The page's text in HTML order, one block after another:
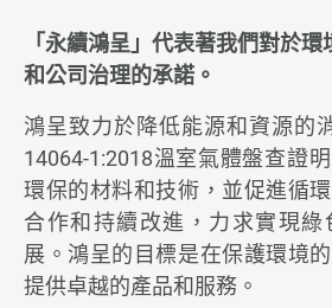
「永續鴻呈」代表著我們對於
和公司治理的承諾。
鴻呈致力於降低能源和資源的
14064-1:2018溫室氣體盤查證
環保的材料和技術，並促進循
合作和持續改進，力求實現綠
展。鴻呈的目標是在保護環境
提供卓越的產品和服務。
繁體中文 English
關於鴻呈
鴻呈優勢
產品應用範疇
技術與製程能力